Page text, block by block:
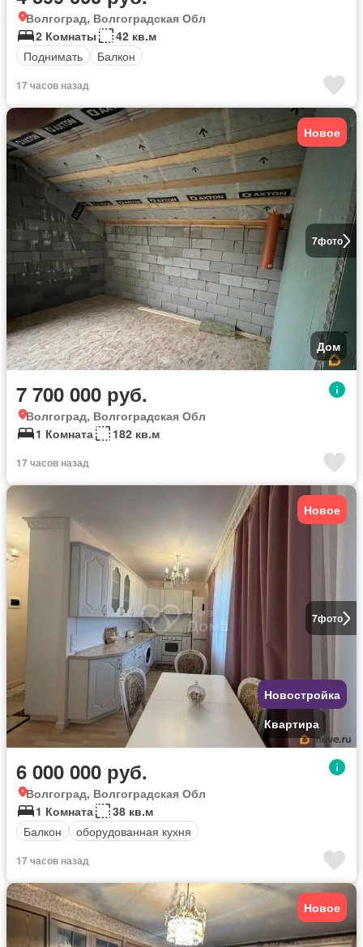
Волгоград, Волгоградская Обл
2 Комнаты
42 кв.м
Поднимать
Балкон
17 часов назад
7фото
Новое
Дом
7 700 000 руб.
Волгоград, Волгоградская Обл
1 Комната
182 кв.м
17 часов назад
7фото
Новое
Новостройка
Квартира
6 000 000 руб.
Волгоград, Волгоградская Обл
1 Комната
38 кв.м
Балкон
оборудованная кухня
17 часов назад
Новое